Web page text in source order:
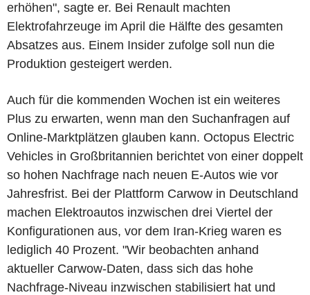
erhöhen", sagte er. Bei Renault machten
Elektrofahrzeuge im April die Hälfte des gesamten
Absatzes aus. Einem Insider zufolge soll nun die
Produktion gesteigert werden.
Auch für die kommenden Wochen ist ein weiteres
Plus zu erwarten, wenn man den Suchanfragen auf
Online-Marktplätzen glauben kann. Octopus Electric
Vehicles in Großbritannien berichtet von einer doppelt
so hohen Nachfrage nach neuen E-Autos wie vor
Jahresfrist. Bei der Plattform Carwow in Deutschland
machen Elektroautos inzwischen drei Viertel der
Konfigurationen aus, vor dem Iran-Krieg waren es
lediglich 40 Prozent. "Wir beobachten anhand
aktueller Carwow-Daten, dass sich das hohe
Nachfrage-Niveau inzwischen stabilisiert hat und